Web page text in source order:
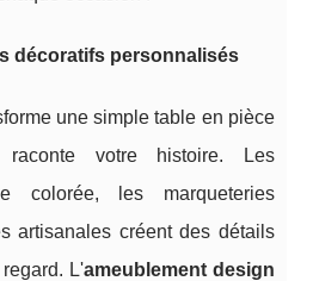
décoratifs personnalisés
une simple table en pièce
votre histoire. Les
colorée, les marqueteries
artisanales créent des détails
L'ameublement design